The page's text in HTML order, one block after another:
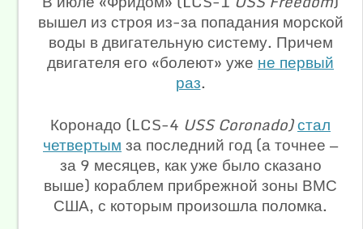
вышел из строя из-за попадания морской
воды в двигательную систему. Причем
двигателя его «болеют» уже не первый
раз.
Коронадо (LCS-4 USS Coronado)стал
четвертымза последний год (а точнее —
за 9 месяцев, как уже было сказано
выше) кораблем прибрежной зоны ВМС
США, с которым произошла поломка.